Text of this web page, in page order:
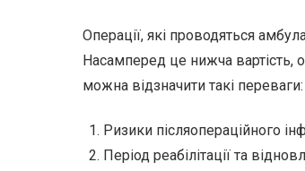
Операції, які проводяться
Насамперед це нижча вартість,
можна відзначити такі переваги:
Ризики післяопераційного
Період реабілітації та